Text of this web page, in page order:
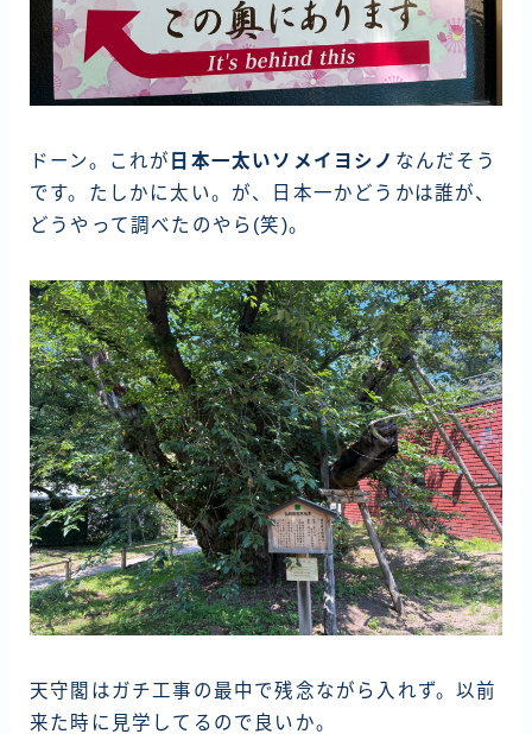
ドーン。これが 日本一太いソメイヨシノ なんだそう
です。たしかに太い。が、日本一かどうかは誰が、
どうやって調べたのやら(笑)。
天守閣はガチ工事の最中で残念ながら入れず。以前
来た時に見学してるので良いか。